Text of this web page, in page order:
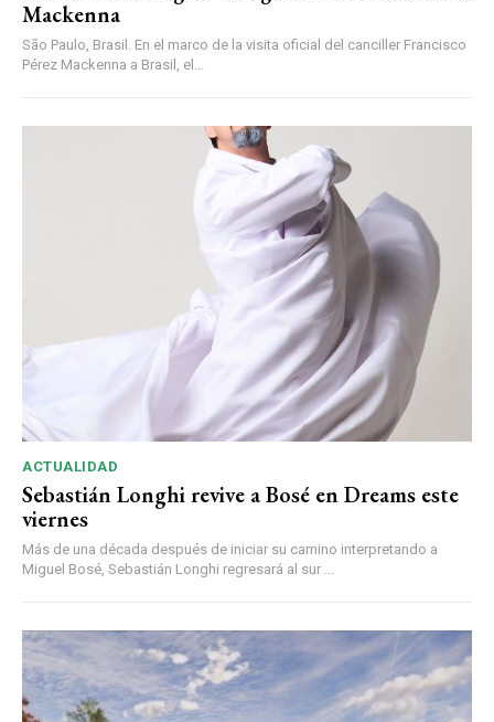
Mackenna
São Paulo, Brasil. En el marco de la visita oficial del canciller Francisco
Pérez Mackenna a Brasil, el...
ACTUALIDAD
Sebastián Longhi revive a Bosé en Dreams este
viernes
Más de una década después de iniciar su camino interpretando a
Miguel Bosé, Sebastián Longhi regresará al sur ...